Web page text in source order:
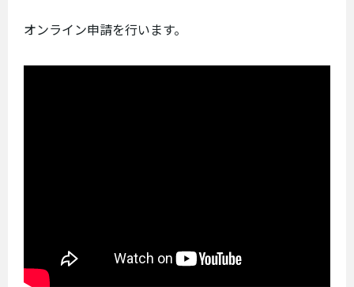
オンライン申請を行います。